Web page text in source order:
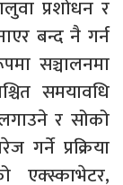
प्रशोधन र
बन्द नै गर्न
सञ्चालनमा
समयावधि
लगाउने र सोको
गर्ने प्रक्रिया
एक्स्काभेटर,